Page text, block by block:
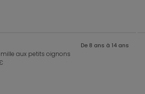
De 8 ans à 14 ans
aux petits oignons